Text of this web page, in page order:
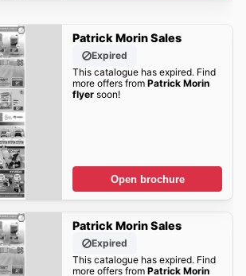
Patrick Morin Sales
Expired
This catalogue has expired. Find
more offers from Patrick Morin
flyersoon!
Open brochure
Patrick Morin Sales
Expired
This catalogue has expired. Find
more offers from Patrick Morin